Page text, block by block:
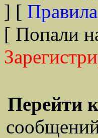
] [
[ Попали
Перейти